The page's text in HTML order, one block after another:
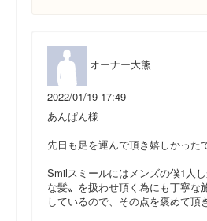
オーナー大熊
2022/01/19 17:49
あんぱん様
先日も足を運んで頂き嬉しかった
Smilスミールにはメンズの僕1人
な髪〟を扱わせ頂く為にも丁寧な
しているので、その点を褒めて